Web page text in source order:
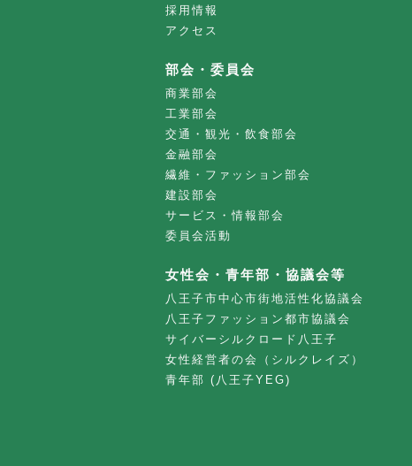
採用情報
アクセス
部会・委員会
商業部会
工業部会
交通・観光・飲食部会
金融部会
繊維・ファッション部会
建設部会
サービス・情報部会
委員会活動
女性会・青年部・協議会等
八王子市中心市街地活性化協議会
八王子ファッション都市協議会
サイバーシルクロード八王子
女性経営者の会（シルクレイズ）
青年部 (八王子YEG)